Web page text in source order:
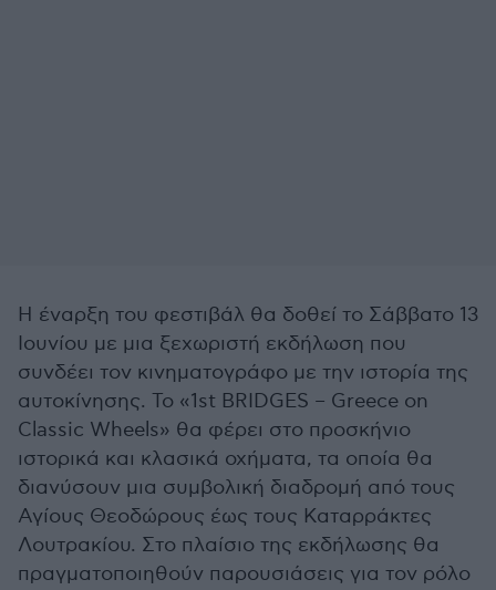
Η έναρξη του φεστιβάλ θα δοθεί το Σάββατο 13
Ιουνίου με μια ξεχωριστή εκδήλωση που
συνδέει τον κινηματογράφο με την ιστορία της
αυτοκίνησης. Το «1st BRIDGES – Greece on
Classic Wheels» θα φέρει στο προσκήνιο
ιστορικά και κλασικά οχήματα, τα οποία θα
διανύσουν μια συμβολική διαδρομή από τους
Αγίους Θεοδώρους έως τους Καταρράκτες
Λουτρακίου. Στο πλαίσιο της εκδήλωσης θα
πραγματοποιηθούν παρουσιάσεις για τον ρόλο